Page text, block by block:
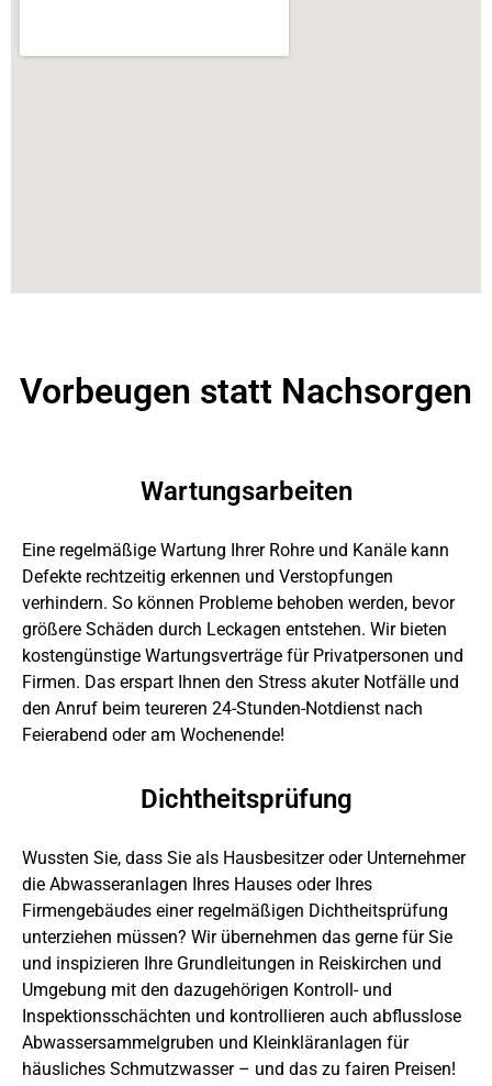
Vorbeugen statt Nachsorgen
Wartungsarbeiten
Eine regelmäßige Wartung Ihrer Rohre und Kanäle kann
Defekte rechtzeitig erkennen und Verstopfungen
verhindern. So können Probleme behoben werden, bevor
größere Schäden durch Leckagen entstehen. Wir bieten
kostengünstige Wartungsverträge für Privatpersonen und
Firmen. Das erspart Ihnen den Stress akuter Notfälle und
den Anruf beim teureren 24-Stunden-Notdienst nach
Feierabend oder am Wochenende!
Dichtheitsprüfung
Wussten Sie, dass Sie als Hausbesitzer oder Unternehmer
die Abwasseranlagen Ihres Hauses oder Ihres
Firmengebäudes einer regelmäßigen Dichtheitsprüfung
unterziehen müssen? Wir übernehmen das gerne für Sie
und inspizieren Ihre Grundleitungen in Reiskirchen und
Umgebung mit den dazugehörigen Kontroll- und
Inspektionsschächten und kontrollieren auch abflusslose
Abwassersammelgruben und Kleinkläranlagen für
häusliches Schmutzwasser – und das zu fairen Preisen!